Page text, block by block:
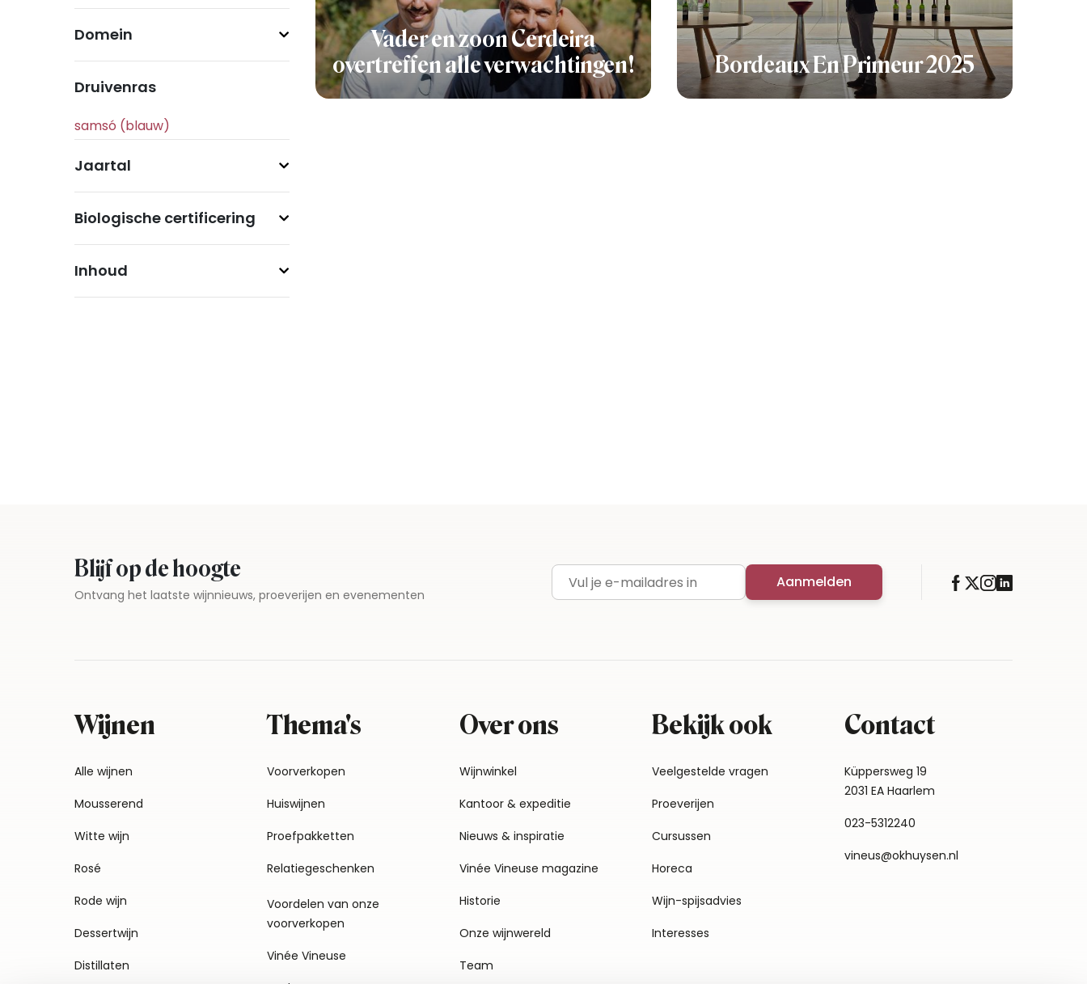
Domein
Druivenras
Jaartal
Biologische certificering
Inhoud
Vader en zoon Cerdeira
overtreffen alle verwachtingen!
Bordeaux En Primeur 2025
Blijf op de hoogte
Ontvang het laatste wijnnieuws, proeverijen en evenementen E-mailadres Aanmelden
Wijnen
Alle wijnen
Mousserend
Witte wijn
Rosé
Rode wijn
Dessertwijn
Distillaten
Thema's
Voorverkopen
Huiswijnen
Proefpakketten
Relatiegeschenken
Voordelen van onze
voorverkopen
Vinée Vineuse
Over ons
Wijnwinkel
Kantoor & expeditie
Nieuws & inspiratie
Vinée Vineuse magazine
Historie
Onze wijnwereld
Team
Bekijk ook
Veelgestelde vragen
Proeverijen
Cursussen
Horeca
Wijn-spijsadvies
Interesses
Contact
Küppersweg 19
2031 EA Haarlem
023-5312240
vineus@okhuysen.nl